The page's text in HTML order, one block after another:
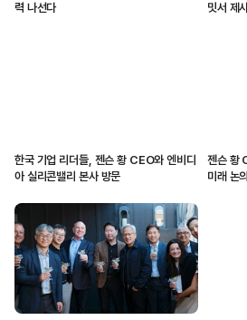
력 나선다
밋서 제
한국 기업 리더들, 젠슨 황 CEO와 엔비디
아 실리콘밸리 본사 방문
젠슨 황
미래 논